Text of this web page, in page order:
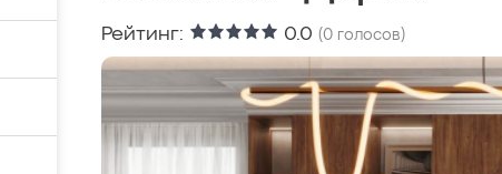
Рейтинг: 0.0 (0 голосов)